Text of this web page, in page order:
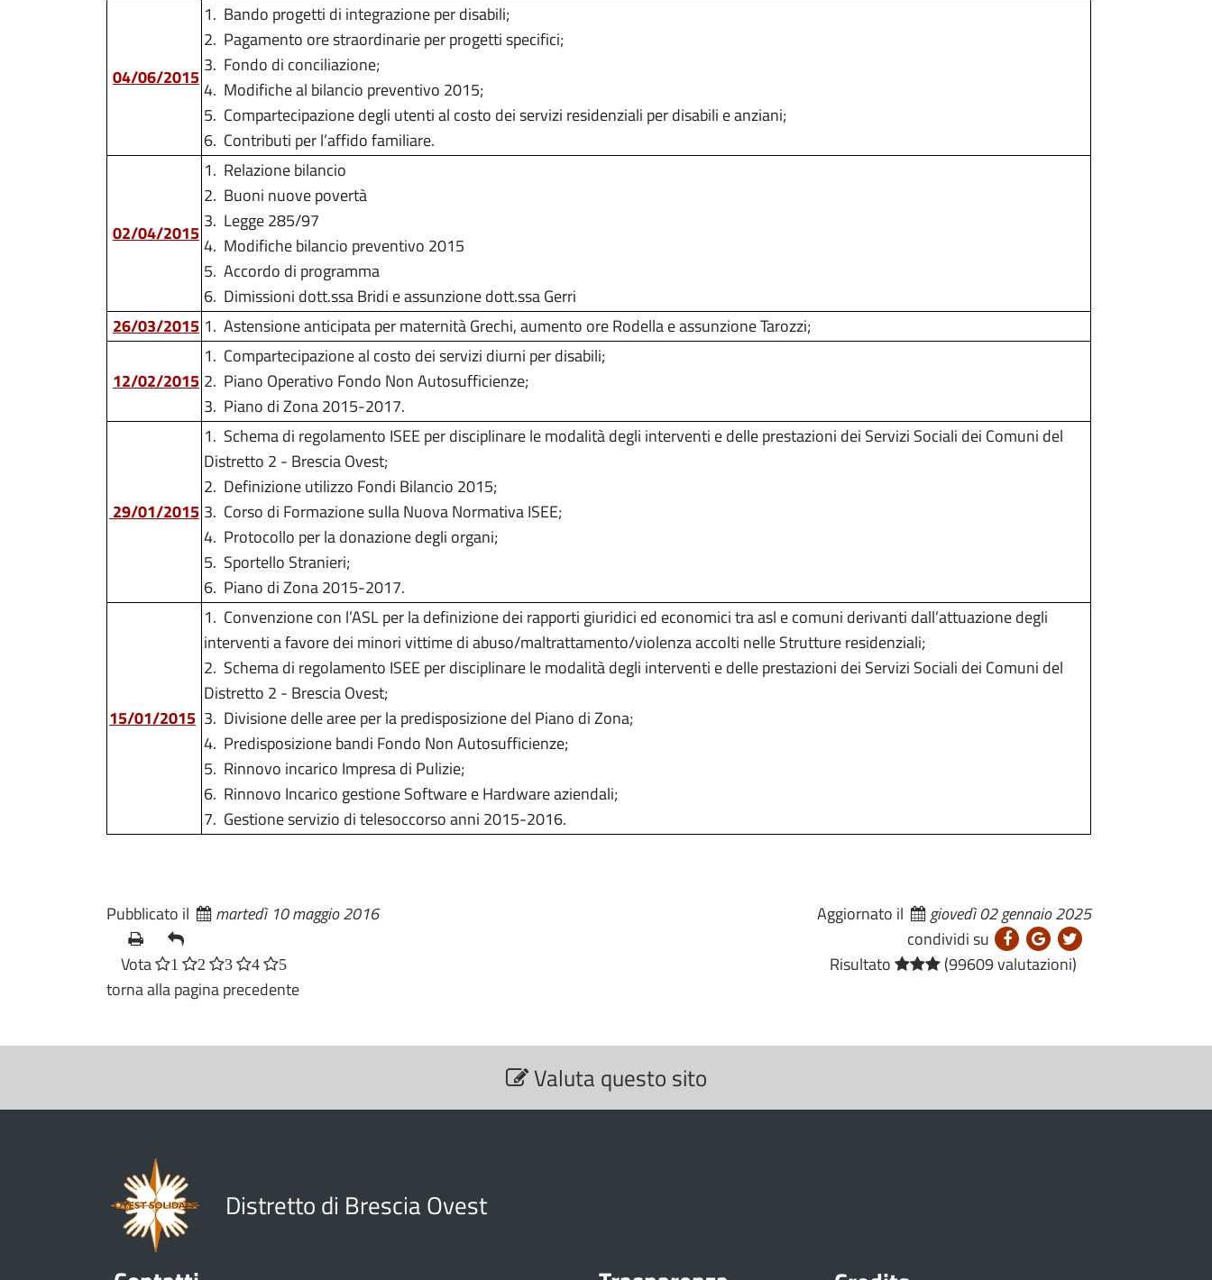
04/06/2015
1. Bando progetti di integrazione per disabili;
2. Pagamento ore straordinarie per progetti specifici;
3. Fondo di conciliazione;
4. Modifiche al bilancio preventivo 2015;
5. Compartecipazione degli utenti al costo dei servizi residenziali per disabili e anziani;
6. Contributi per l’affido familiare.
02/04/2015
1. Relazione bilancio
2. Buoni nuove povertà
3. Legge 285/97
4. Modifiche bilancio preventivo 2015
5. Accordo di programma
6. Dimissioni dott.ssa Bridi e assunzione dott.ssa Gerri
26/03/2015 1. Astensione anticipata per maternità Grechi, aumento ore Rodella e assunzione Tarozzi;
12/02/2015
1. Compartecipazione al costo dei servizi diurni per disabili;
2. Piano Operativo Fondo Non Autosufficienze;
3. Piano di Zona 2015-2017.
29/01/2015
1. Schema di regolamento ISEE per disciplinare le modalità degli interventi e delle prestazioni dei Servizi Sociali dei Comuni del
Distretto 2 - Brescia Ovest;
2. Definizione utilizzo Fondi Bilancio 2015;
3. Corso di Formazione sulla Nuova Normativa ISEE;
4. Protocollo per la donazione degli organi;
5. Sportello Stranieri;
6. Piano di Zona 2015-2017.
15/01/2015
1. Convenzione con l’ASL per la definizione dei rapporti giuridici ed economici tra asl e comuni derivanti dall’attuazione degli
interventi a favore dei minori vittime di abuso/maltrattamento/violenza accolti nelle Strutture residenziali;
2. Schema di regolamento ISEE per disciplinare le modalità degli interventi e delle prestazioni dei Servizi Sociali dei Comuni del
Distretto 2 - Brescia Ovest;
3. Divisione delle aree per la predisposizione del Piano di Zona;
4. Predisposizione bandi Fondo Non Autosufficienze;
5. Rinnovo incarico Impresa di Pulizie;
6. Rinnovo Incarico gestione Software e Hardware aziendali;
7. Gestione servizio di telesoccorso anni 2015-2016.
Pubblicato il martedì 10 maggio 2016 Aggiornato il
giovedì 02 gennaio 2025
condividi su
Vota
1 2 3 4 5 Risultato
(99609 valutazioni)
torna alla pagina precedente
S
z
Valuta questo sito
Distretto di Brescia Ovest